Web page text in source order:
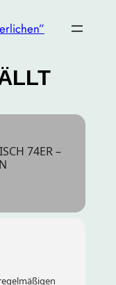
74ER –